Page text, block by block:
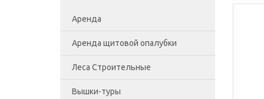
Аренда
Аренда щитовой опалубки
Леса Строительные
Леса рамные
Вышки-туры